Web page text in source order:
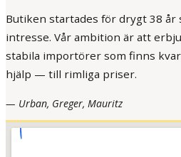
Butiken startades för drygt 38
intresse. Vår ambition är att
stabila importörer som finns
hjälp — till rimliga priser.
— Urban, Greger, Mauritz